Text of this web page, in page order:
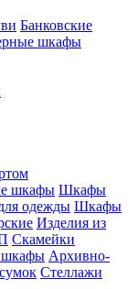
Банковские
шкафы
шкафы Шкафы
одежды Шкафы
Изделия из
Скамейки
шкафы Архивно-
Стеллажи